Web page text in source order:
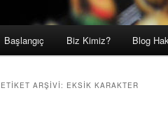
Birincil
İkincil
Başlangıç Biz Kimiz? Blog
ETIKET ARŞIVI: EKSIK KARAKTER